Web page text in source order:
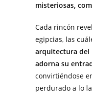
misteriosas,
Cada rincón
egipcias, las
arquitectura del
adorna su
convirtiéndose
perdurado a lo